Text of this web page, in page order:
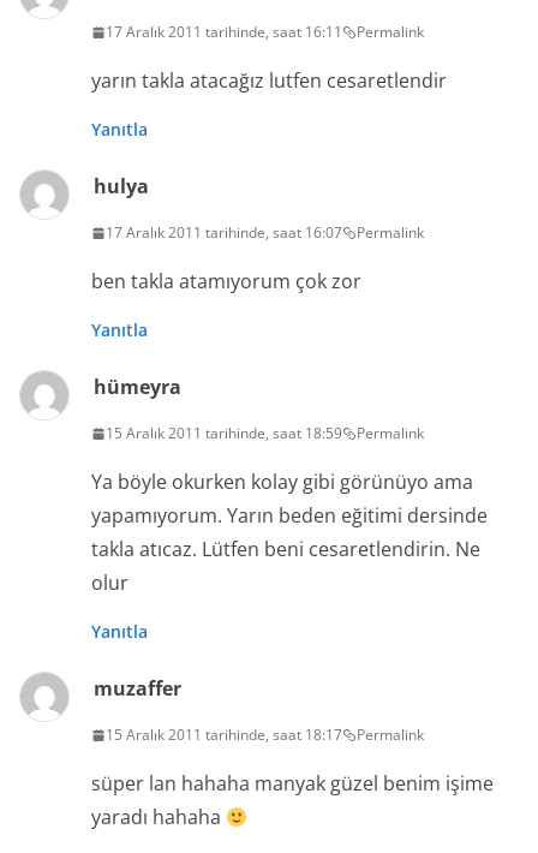
17 Aralık 2011 tarihinde, saat 16:11 Permalink
yarın takla atacağız lutfen cesaretlendir
Yanıtla
hulya
17 Aralık 2011 tarihinde, saat 16:07 Permalink
ben takla atamıyorum çok zor
Yanıtla
hümeyra
15 Aralık 2011 tarihinde, saat 18:59 Permalink
Ya böyle okurken kolay gibi görünüyo ama
yapamıyorum. Yarın beden eğitimi dersinde
takla atıcaz. Lütfen beni cesaretlendirin. Ne
olur
Yanıtla
muzaffer
15 Aralık 2011 tarihinde, saat 18:17 Permalink
süper lan hahaha manyak güzel benim işime
yaradı hahaha